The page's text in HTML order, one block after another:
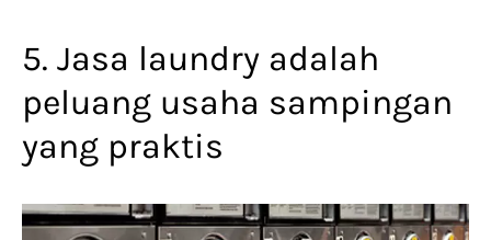
5. Jasa laundry adalah
peluang usaha sampingan
yang praktis